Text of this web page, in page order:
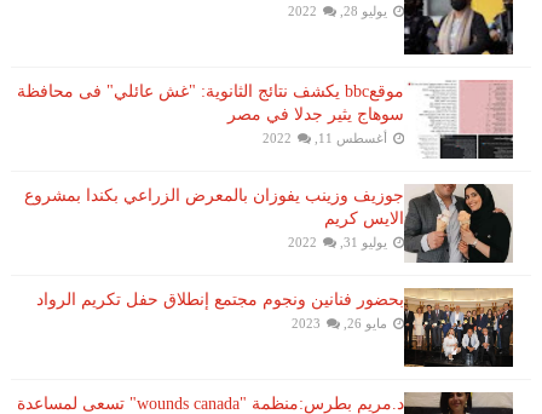
يوليو 28, 2022
موقعbbc يكشف نتائج الثانوية: "غش عائلي" فى محافظة
سوهاج يثير جدلا في مصر
أغسطس 11, 2022
جوزيف وزينب يفوزان بالمعرض الزراعي بكندا بمشروع
الايس كريم
يوليو 31, 2022
بحضور فنانين ونجوم مجتمع إنطلاق حفل تكريم الرواد
مايو 26, 2023
د.مريم بطرس:منظمة "wounds canada" تسعى لمساعدة